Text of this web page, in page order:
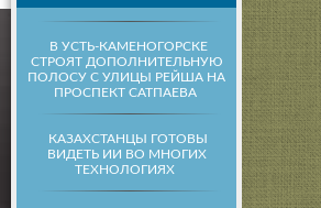
В УСТЬ-КАМЕНОГОРСКЕ
СТРОЯТ ДОПОЛНИТЕЛЬНУЮ
ПОЛОСУ С УЛИЦЫ РЕЙША НА
ПРОСПЕКТ САТПАЕВА
КАЗАХСТАНЦЫ ГОТОВЫ
ВИДЕТЬ ИИ ВО МНОГИХ
ТЕХНОЛОГИЯХ